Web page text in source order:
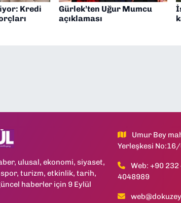
Kredi
Gürlek’ten Uğur Mumcu
açıklaması
ulusal, ekonomi, siyaset,
turizm, etkinlik, tarih,
haberler için 9 Eylül
Umur Bey
Yerleşkesi
Web: +90
4048989